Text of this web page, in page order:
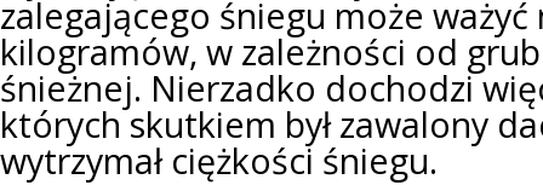
zalegającego śniegu może
kilogramów, w zależności od
śnieżnej. Nierzadko dochodzi
których skutkiem był zawalony
wytrzymał ciężkości śniegu.